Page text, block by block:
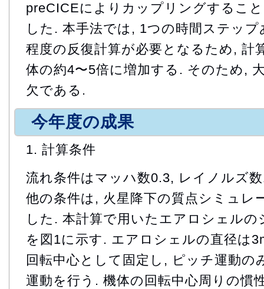
preCICEによりカップリングするこ
した. 本手法では, 1つの時間ステッ
程度の反復計算が必要となるため, 計
体の約4〜5倍に増加する. そのため,
欠である.
今年度の成果
1. 計算条件
流れ条件はマッハ数0.3, レイノルズ
他の条件は, 火星降下の質点シミュレ
した. 本計算で用いたエアロシェル
を図1に示す. エアロシェルの直径は
回転中心として固定し, ピッチ運動の
運動を行う. 機体の回転中心周りの慣